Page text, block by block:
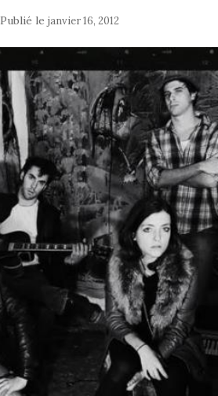
Publié lejanvier 16, 2012